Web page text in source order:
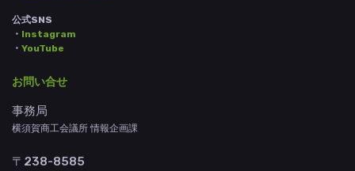
公式SNS
・ Instagram
・ YouTube
お問い合せ
事務局
横須賀商工会議所 情報企画課
〒238-8585